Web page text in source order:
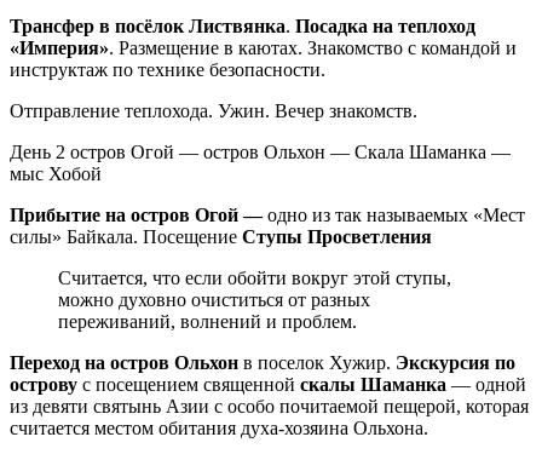
Трансфер в посёлок Листвянка. Посадка на теплоход
«Империя». Размещение в каютах. Знакомство с командой и
инструктаж по технике безопасности.
Отправление теплохода. Ужин. Вечер знакомств.
День 2 остров Огой — остров Ольхон — Скала Шаманка —
мыс Хобой
Прибытие на остров Огой —одно из так называемых «Мест
силы» Байкала. Посещение Ступы Просветления
Считается, что если обойти вокруг этой ступы,
можно духовно очиститься от разных
переживаний, волнений и проблем.
Переход на остров Ольхон в поселок Хужир. Экскурсия по
острову с посещением священной скалы Шаманка — одной
из девяти святынь Азии с особо почитаемой пещерой, которая
считается местом обитания духа-хозяина Ольхона.